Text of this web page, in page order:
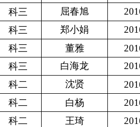
科三
屈春旭
科三
郑小娟
科三
董雅
科三
白海龙
科二
沈贤
科二
白杨
科二
王琦